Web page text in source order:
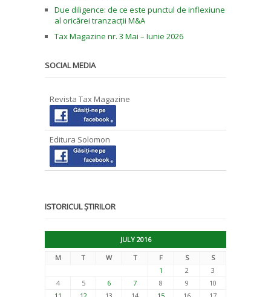
Due diligence: de ce este punctul de inflexiune
al oricărei tranzacții M&A
Tax Magazine nr. 3 Mai – Iunie 2026
SOCIAL MEDIA
Revista Tax Magazine
Editura Solomon
ISTORICUL ȘTIRILOR
JULY 2016
M
T W T F S
S
1
2
3
4
5 6 7 8 9
10